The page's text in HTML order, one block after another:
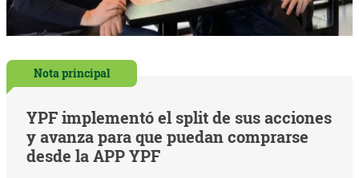
Nota principal
YPF implementó el split de sus acciones
y avanza para que puedan comprarse
desde la APP YPF